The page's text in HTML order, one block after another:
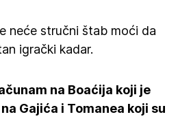
neće stručni štab moći da
igrački kadar.
na Boaćija koji je
Gajića i Tomanea koji su